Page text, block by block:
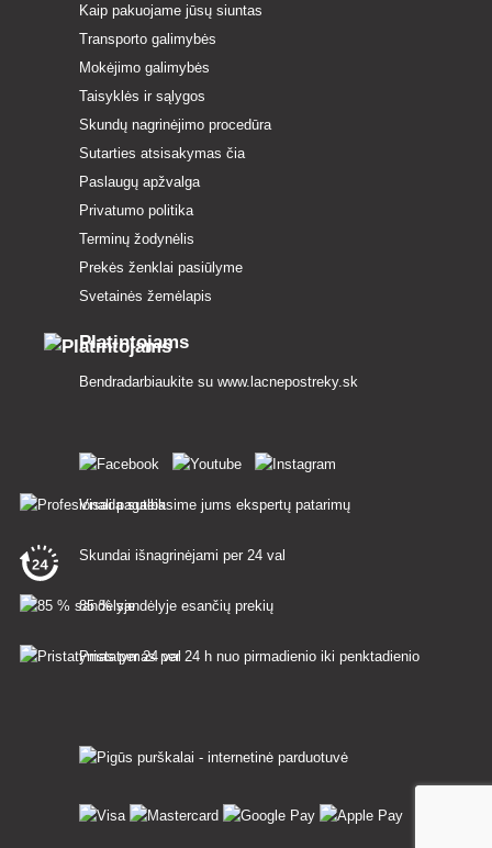
Kaip pakuojame jūsų siuntas
Transporto galimybės
Mokėjimo galimybės
Taisyklės ir sąlygos
Skundų nagrinėjimo procedūra
Sutarties atsisakymas čia
Paslaugų apžvalga
Privatumo politika
Terminų žodynėlis
Prekės ženklai pasiūlyme
Svetainės žemėlapis
Platintojams
Bendradarbiaukite su www.lacnepostreky.sk
Visada suteiksime jums ekspertų patarimų
Skundai išnagrinėjami per 24 val
85 % sandėlyje esančių prekių
Pristatymas per 24 h nuo pirmadienio iki penktadienio